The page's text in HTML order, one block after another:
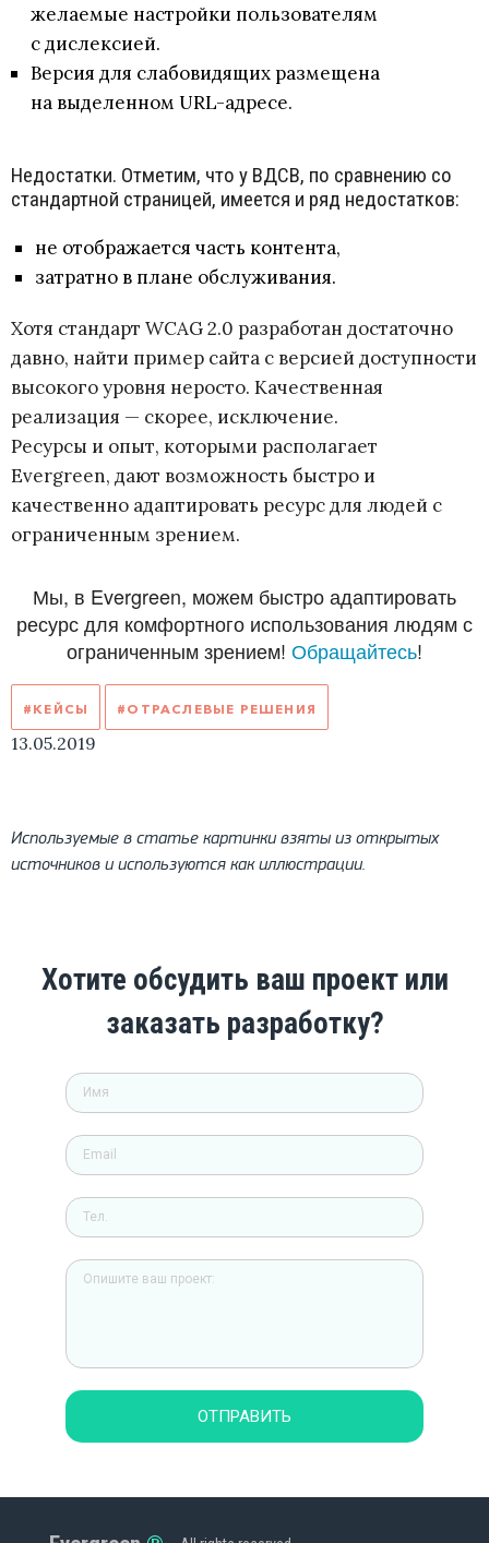
желаемые настройки пользователям
с дислексией.
Версия для слабовидящих размещена
на выделенном URL-адресе.
Недостатки. Отметим, что у ВДСВ, по сравнению со
стандартной страницей, имеется и ряд недостатков:
не отображается часть контента,
затратно в плане обслуживания.
Хотя стандарт WCAG 2.0 разработан достаточно
давно, найти пример сайта с версией доступности
высокого уровня неросто. Качественная
реализация — скорее, исключение.
Ресурсы и опыт, которыми располагает
Evergreen, дают возможность быстро и
качественно адаптировать ресурс для людей с
ограниченным зрением.
Мы, в Evergreen, можем быстро адаптировать
ресурс для комфортного использования людям с
ограниченным зрением! Обращайтесь!
#КЕЙСЫ #ОТРАСЛЕВЫЕ РЕШЕНИЯ
13.05.2019
Используемые в статье картинки взяты из открытых
источников и используются как иллюстрации.
Хотите обсудить ваш проект или
заказать разработку?
ОТПРАВИТЬ